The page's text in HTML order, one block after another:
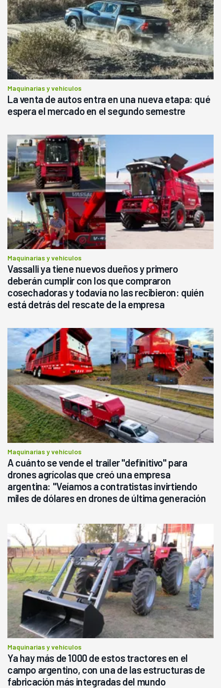
Maquinarias y vehículos
La venta de autos entra en una nueva etapa: qué
espera el mercado en el segundo semestre
Maquinarias y vehículos
Vassalli ya tiene nuevos dueños y primero
deberán cumplir con los que compraron
cosechadoras y todavía no las recibieron: quién
está detrás del rescate de la empresa
Maquinarias y vehículos
A cuánto se vende el trailer "definitivo" para
drones agrícolas que creó una empresa
argentina: "Veíamos a contratistas invirtiendo
miles de dólares en drones de última generación
Maquinarias y vehículos
Ya hay más de 1000 de estos tractores en el
campo argentino, con una de las estructuras de
fabricación más integradas del mundo